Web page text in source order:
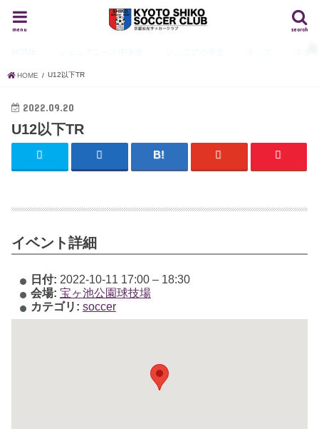
search
menu
HOME U12以下TR
2022.09.20
U12以下TR
イベント詳細
日付: 2022-10-11 17:00– 18:30
会場: 宝ヶ池公園球技場
カテゴリ: soccer